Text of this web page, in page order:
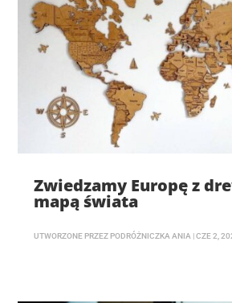
Zwiedzamy Europę z
mapą świata
UTWORZONE PRZEZ PODRÓŻNICZKA ANIA |CZE 2,